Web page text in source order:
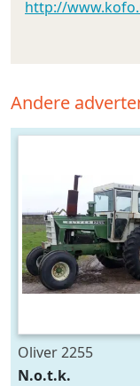
http://
Andere
Oliver 2255
N.o.t.k.